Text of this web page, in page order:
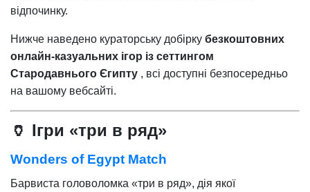
відпочинку.
Нижче наведено кураторську добірку безкоштовних
онлайн-казуальних ігор із сеттингом
Стародавнього Єгипту , всі доступні безпосередньо
на вашому вебсайті.
🏺 Ігри «три в ряд»
Wonders of Egypt Match
Барвиста головоломка «три в ряд», дія якої